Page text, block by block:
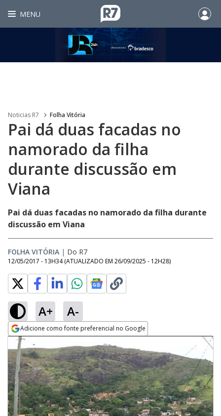
MENU
Noticias R7 Folha Vitória
Pai dá duas facadas no
namorado da filha
durante discussão em
Viana
Pai dá duas facadas no namorado da filha durante
discussão em Viana
FOLHA VITÓRIA | Do R7
12/05/2017 - 13H34 (ATUALIZADO EM 26/09/2025 - 12H28)
A+ A-
Adicione como fonte preferencial no Google
Opens in new window